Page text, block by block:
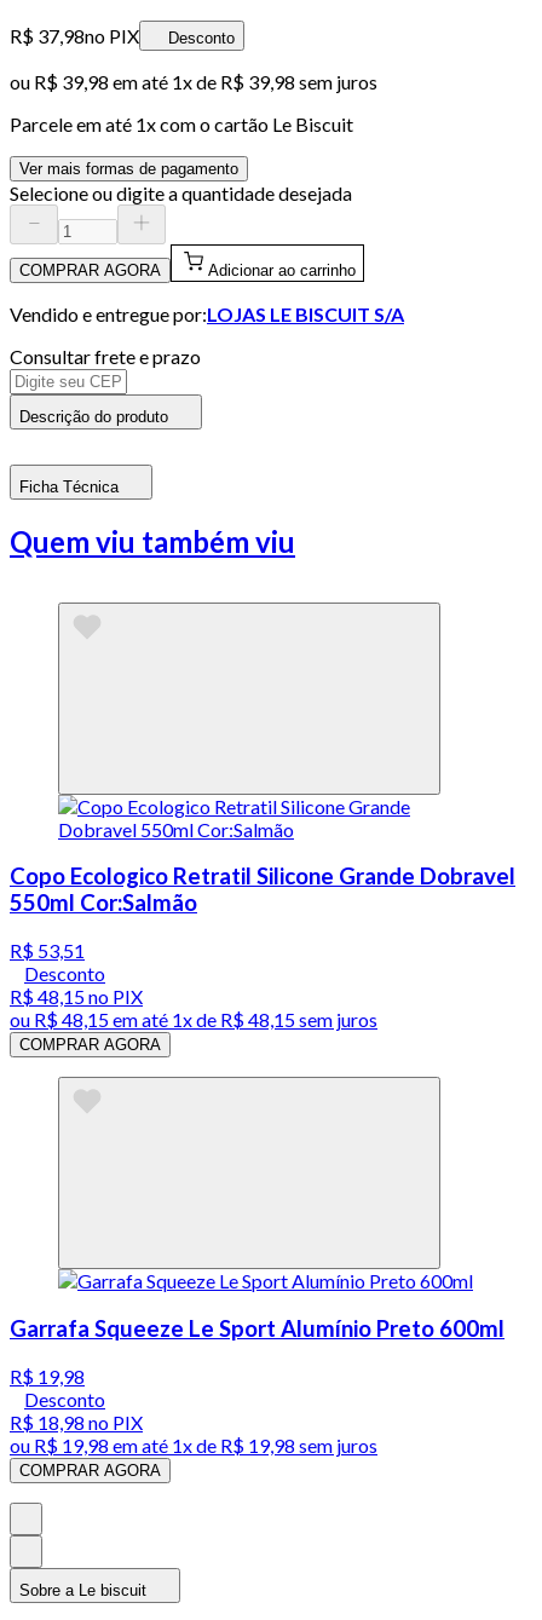
R$ 37,98no PIX Desconto
ou R$ 39,98 em até 1x de R$ 39,98 sem juros
Parcele em até 1x com o cartão Le Biscuit
Ver mais formas de pagamento
Selecione ou digite a quantidade desejada
COMPRAR AGORA Adicionar ao carrinho
Vendido e entregue por:LOJAS LE BISCUIT S/A
Consultar frete e prazo
Descrição do produto
Ficha Técnica
Quem viu também viu
Copo Ecologico Retratil Silicone Grande Dobravel
550ml Cor:Salmão
R$ 53,51
Desconto
R$ 48,15no PIX
ou R$ 48,15em até 1x de R$ 48,15sem juros
COMPRAR AGORA
Garrafa Squeeze Le Sport Alumínio Preto 600ml
R$ 19,98
Desconto
R$ 18,98 no PIX
ou R$ 19,98 em até 1x de R$ 19,98 sem juros
COMPRAR AGORA
Sobre a Le biscuit